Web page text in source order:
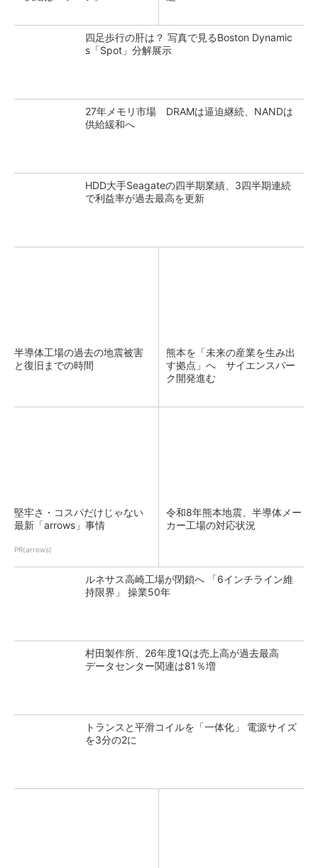
四足歩行の肝は？ 写真で見るBoston Dynamic
s「Spot」分解展示
27年メモリ市場 DRAMは逼迫継続、NANDは
供給緩和へ
HDD大手Seagateの四半期業績、3四半期連続
で利益率が過去最高を更新
半導体工場の過去の地震被害
と復旧までの時間
熊本を「未来の産業を生み出
す拠点」へ サイエンスパー
ク開発進む
堅牢さ・コスパだけじゃない
最新「arrows」事情
PR(arrows)
令和8年熊本地震、半導体メー
カー工場の対応状況
ルネサス高崎工場が閉鎖へ 「6インチライン維
持限界」 操業50年
村田製作所、26年度1Qは売上高が過去最高
データセンター関連は81％増
トランスと平滑コイルを「一体化」 電源サイズ
を3分の2に